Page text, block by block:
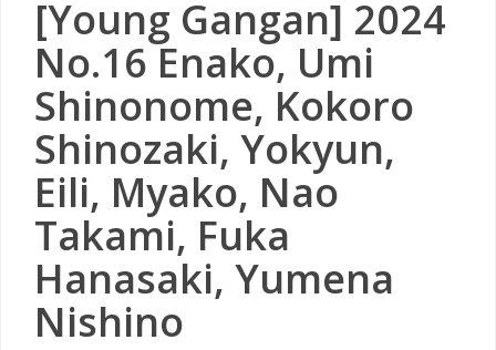
[Young Gangan] 2024
No.16 Enako, Umi
Shinonome, Kokoro
Shinozaki, Yokyun,
Eili, Myako, Nao
Takami, Fuka
Hanasaki, Yumena
Nishino